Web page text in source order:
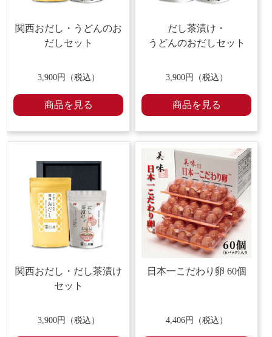
関西おだし・うどんのお
だしセット
3,900円（税込）
商品を見る
だし茶漬け・
うどんのおだしセット
3,900円（税込）
商品を見る
関西おだし・ だし茶漬け
セット
3,900円（税込）
日本一こだわり卵 60個
4,406円（税込）